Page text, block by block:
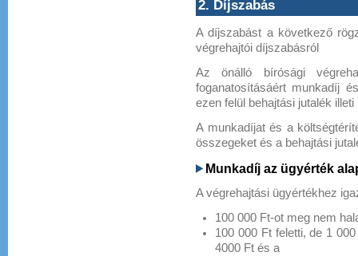
2. Díjszabás
A díjszabást a következő
végrehajtói díjszabásról
Az önálló bírósági
foganatosításáért munkadíj
ezen felül behajtási jutalék illeti
A munkadíjat és a
összegeket és a behajtási
Munkadíj az ügyérték
A végrehajtási ügyértékhez
100 000 Ft-ot meg nem
100 000 Ft feletti, de 1
4000 Ft és a